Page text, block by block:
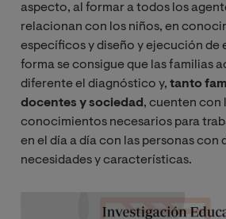
aspecto, al formar a todos los
relacionan con los niños, en
específicos y diseño y ejecución de
forma se consigue que las familias
diferente el diagnóstico y, tanto
docentes y sociedad , cuenten con
conocimientos necesarios para
en el día a día con las personas con
necesidades y características.
Image